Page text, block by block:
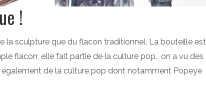
!
la sculpture que du flacon traditionnel. La bouteille est
flacon, elle fait partie de la culture pop. on a vu des
de la culture pop dont notamment Popeye